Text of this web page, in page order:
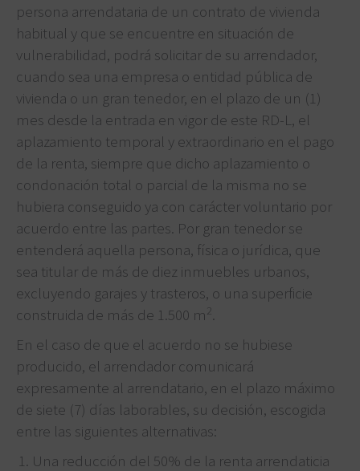
persona arrendataria de un contrato de vivienda
habitual y que se encuentre en situación de
vulnerabilidad, podrá solicitar de su arrendador,
cuando sea una empresa o entidad pública de
vivienda o un gran tenedor, en el plazo de un (1)
mes desde la entrada en vigor de este RD-L, el
aplazamiento temporal y extraordinario en el pago
de la renta, siempre que dicho aplazamiento o
condonación total o parcial de la misma no se
hubiera conseguido ya con carácter voluntario por
acuerdo entre las partes. Por gran tenedor se
entenderá aquella persona, física o jurídica, que
sea titular de más de diez inmuebles urbanos,
excluyendo garajes y trasteros, o una superficie
construida de más de 1.500 m2
En el caso de que el acuerdo no se hubiese
producido, el arrendador comunicará
expresamente al arrendatario, en el plazo máximo
de siete (7) días laborables, su decisión, escogida
entre las siguientes alternativas:
Una reducción del 50% de la renta arrendaticia